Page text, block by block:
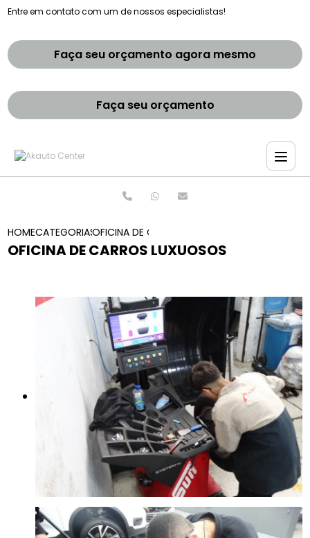
Entre em contato com um de nossos especialistas!
Faça seu orçamento agora mesmo
Faça seu orçamento
HOMECATEGORIASOFICINA DE CARROS LUXUOSOS
OFICINA DE CARROS LUXUOSOS